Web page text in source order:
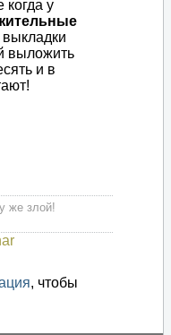
у
выложить
и в
же злой!
, чтобы